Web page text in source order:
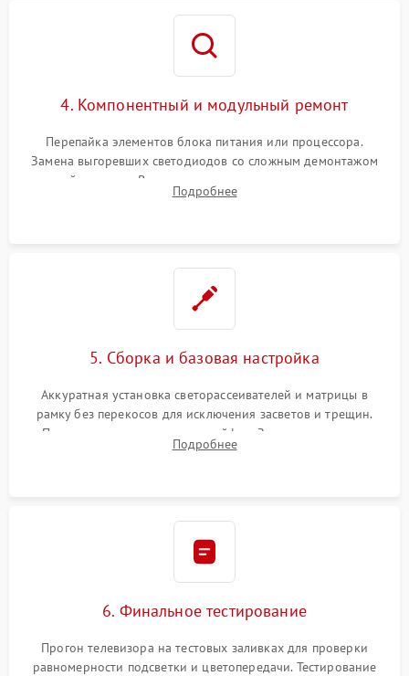
4. Компонентный и модульный ремонт
Перепайка элементов блока питания или процессора.
Замена выгоревших светодиодов со сложным демонтажом
хрупкой матрицы. Восстановление поврежденных дорожек,
прошивка микросхем памяти EEPROM
Подробнее
5. Сборка и базовая настройка
Аккуратная установка светорассеивателей и матрицы в
рамку без перекосов для исключения засветов и трещин.
Подключение внутренних шлейфов. Закрытие корпуса.
Сброс настроек и обновление программного обеспечения.
Подробнее
6. Финальное тестирование
Прогон телевизора на тестовых заливках для проверки
равномерности подсветки и цветопередачи. Тестирование